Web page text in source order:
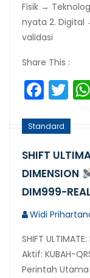
Fisik →
nyata 2. Digital
validasi
Share This :
Standard
SHIFT
DIMENSION
DIM999-
Widi
SHIFT
Aktif: KUBAH-
Perintah